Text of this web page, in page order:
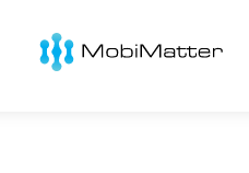
MobiMatter